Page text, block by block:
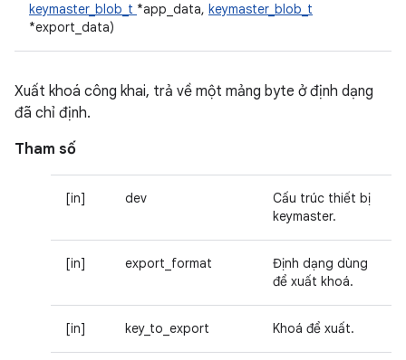
keymaster_blob_t *app_data, keymaster_blob_t
*export_data)
Xuất khoá công khai, trả về một mảng byte ở định dạng
đã chỉ định.
Tham số
[in] dev
Cấu trúc thiết bị
keymaster.
[in] export_format
Định dạng dùng
để xuất khoá.
[in] key_to_export Khoá để xuất.